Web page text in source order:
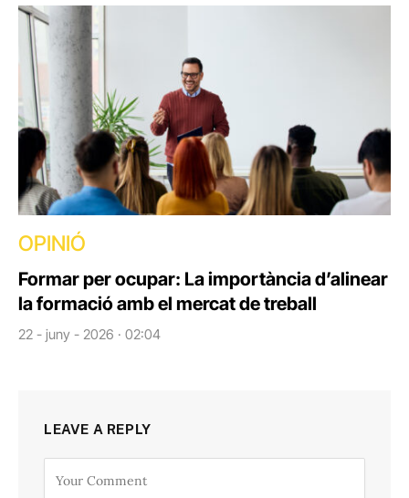
OPINIÓ
Formar per ocupar: La importància d’alinear
la formació amb el mercat de treball
22 - juny - 2026 · 02:04
LEAVE A REPLY